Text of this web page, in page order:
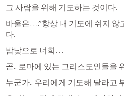
그 사람을 위해 기도하는 것이다.
바울은….”항상 내 기도에 쉬지 않
다.
밤낮으로 너희…
곧.. 로마에 있는 그리스도인들을
누군가.. 우리에게 기도해 달라고